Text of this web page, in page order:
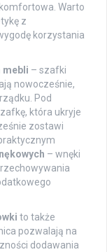
Warto
z
korzystania
mebli – szafki
nowocześnie,
Pod
która ukryje
zostawi
– wnęki
to także
pozwalają na
dodawania